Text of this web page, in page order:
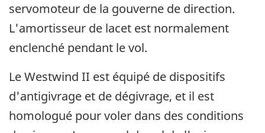
servomoteur de la gouverne de direction.
L'amortisseur de lacet est normalement
enclenché pendant le vol.
Le Westwind II est équipé de dispositifs
d'antigivrage et de dégivrage, et il est
homologué pour voler dans des conditions